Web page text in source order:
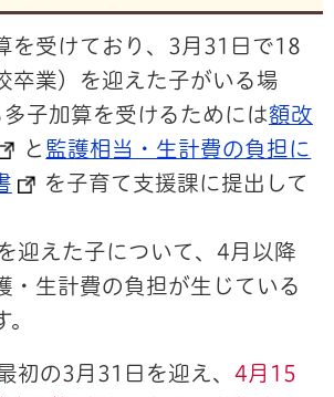
を受けており、3月31日で18
卒業）を迎えた子がいる場
子加算を受けるためには額改
と 監護相当・生計費の負担に
を子育て支援課に提出して
迎えた子について、4月以降
・生計費の負担が生じている
初の3月31日を迎え、 4月15